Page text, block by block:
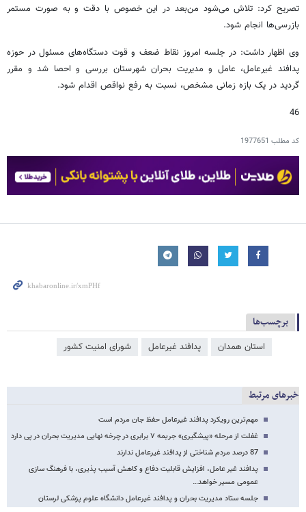
تصریح کرد: تلاش می‌شود من‌بعد در این خصوص با دقت و به صورت مستمر
بازرسی‌ها انجام شود.
وی اظهار داشت: در جلسه امروز نقاط ضعف و قوت دستگاه‌های مسئول در حوزه
پدافند غیرعامل، عامل و مدیریت بحران شهرستان بررسی و احصا شد و مقرر
گردید در یک بازه زمانی مشخص، نسبت به رفع نواقص اقدام شود.
46
کد مطلب 1977651
برچسب‌ها
استان همدان پدافند غیرعامل شورای امنیت کشور
خبرهای مرتبط
مهم‌ترین رویکرد پدافند غیرعامل حفظ جان مردم است
غفلت از مرحله «پیشگیری» جریمه ۷ برابری در چرخه نهایی مدیریت بحران در پی دارد
87 درصد مردم شناختی از پدافند غیرعامل ندارند
پدافند غیر عامل، افزایش قابلیت دفاع و کاهش آسیب پذیری، با فرهنگ سازی
عمومی مسیر خواهد…
جلسه ستاد مدیریت بحران و پدافند غیرعامل دانشگاه علوم پزشکی لرستان